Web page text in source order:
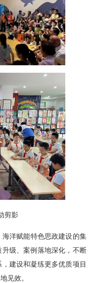
剪影
洋赋能特色思政建设的集
级、案例落地深化，不断
建设和凝练更多优质项目
见效。